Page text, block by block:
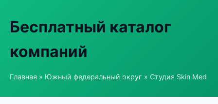
Бесплатный каталог
компаний
Главная » Южный федеральный округ » Студия Skin Med